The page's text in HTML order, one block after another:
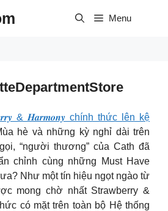
Menu
& 𝑯𝒂𝒓𝒎𝒐𝒏𝒚 chính thức lên kệ
hè và những kỳ nghỉ dài trên
“người thương” của Cath đã
chỉnh cùng những Must Have
Như một tín hiệu ngọt ngào từ
mong chờ nhất Strawberry &
có mặt trên toàn bộ Hệ thống